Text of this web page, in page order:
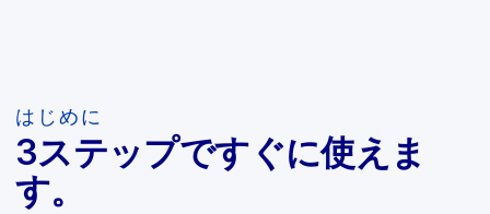
はじめに
3ステップですぐに使えま
す。